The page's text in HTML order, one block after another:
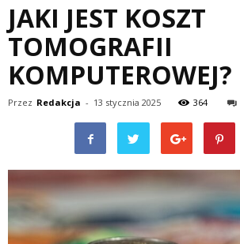
JAKI JEST KOSZT
TOMOGRAFII
KOMPUTEROWEJ?
Przez Redakcja - 13 stycznia 2025 364